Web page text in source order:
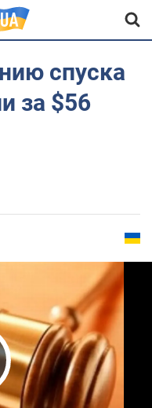
спуска
за $56
Video